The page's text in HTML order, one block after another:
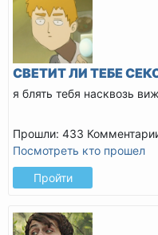
СВЕТИТ ЛИ ТЕБЕ
я блять тебя насквозь
Прошли: 433
Посмотреть кто прошел
Пройти